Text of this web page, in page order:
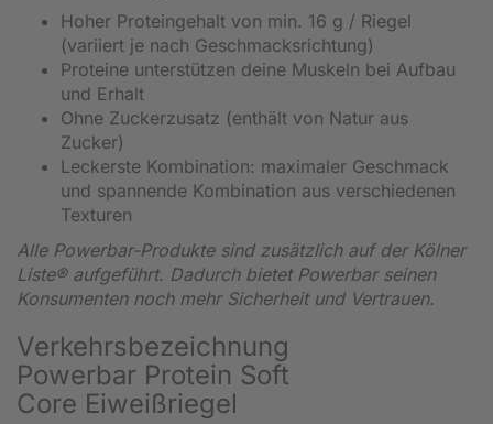
Hoher Proteingehalt von min. 16 g / Riegel
(variiert je nach Geschmacksrichtung)
Proteine unterstützen deine Muskeln bei Aufbau
und Erhalt
Ohne Zuckerzusatz (enthält von Natur aus
Zucker)
Leckerste Kombination: maximaler Geschmack
und spannende Kombination aus verschiedenen
Texturen
Alle Powerbar-Produkte sind zusätzlich auf der Kölner
Liste® aufgeführt. Dadurch bietet Powerbar seinen
Konsumenten noch mehr Sicherheit und Vertrauen.
Verkehrsbezeichnung
Powerbar Protein Soft
Core Eiweißriegel